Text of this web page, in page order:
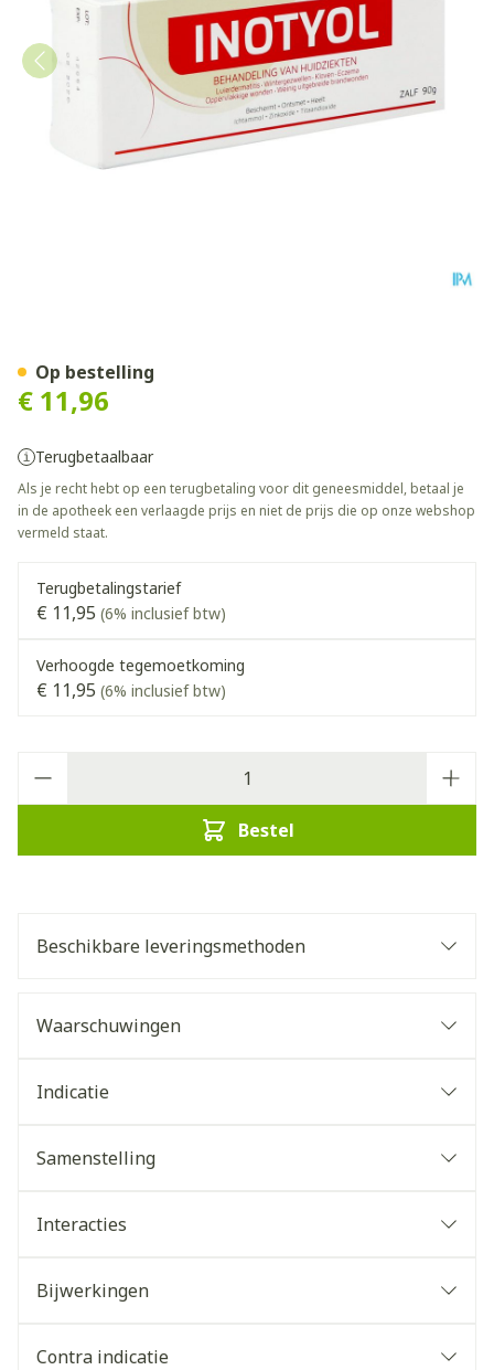
€ 11,96
Terugbetaalbaar
Als je recht hebt op een terugbetaling voor dit geneesmiddel, betaal je
in de apotheek een verlaagde prijs en niet de prijs die op onze webshop
vermeld staat.
Terugbetalingstarief
€ 11,95 (6% inclusief btw)
Verhoogde tegemoetkoming
€ 11,95 (6% inclusief btw)
Bestel
Op bestelling
Beschikbare leveringsmethoden
Waarschuwingen
Indicatie
Samenstelling
Interacties
Bijwerkingen
Contra indicatie